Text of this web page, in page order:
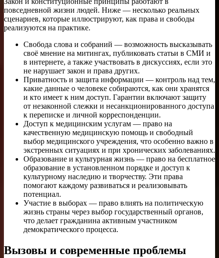
повседневной жизни людей. Ниже — несколько реальных
сценариев, которые иллюстрируют, как права и свободы
реализуются на практике.
Свобода слова и собраний — возможность высказывать
своё мнение на митингах, публиковать статьи в СМИ и
в интернете, а также участвовать в дискуссиях, если это
не нарушает закон и права других.
Приватность и защита информации — контроль над тем,
какие данные о человеке собираются, как они хранятся
и кто имеет к ним доступ. Гарантии включают защиту
от незаконной слежки и несанкционированного доступа
к переписке и личной корреспонденции.
Доступ к медицинским услугам — право на
качественную медицинскую помощь и свободный
выбор медицинского учреждения, что особенно важно в
экстренных ситуациях и при хронических заболеваниях.
Образование и культурная жизнь — право на бесплатное
образование в установленном порядке и доступ к
культурному наследию и творчеству. Эти права
помогают каждому развиваться и реализовывать
потенциал.
Участие в выборах — право влиять на политическую
жизнь страны через выбор государственный органов,
что делает гражданина активным участником
демократического процесса.
Вызовы и современные проблемы